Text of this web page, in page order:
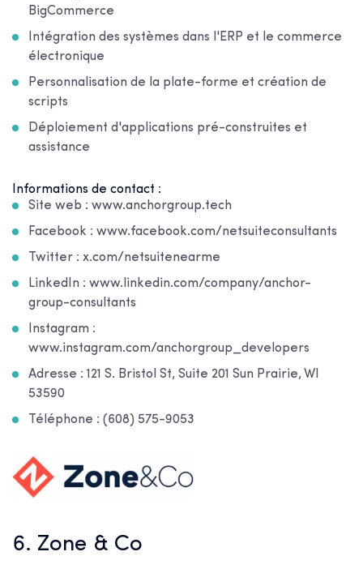
BigCommerce
Intégration des systèmes dans l'ERP et le commerce
électronique
Personnalisation de la plate-forme et création de
scripts
Déploiement d'applications pré-construites et
assistance
Informations de contact :
Site web : www.anchorgroup.tech
Facebook : www.facebook.com/netsuiteconsultants
Twitter : x.com/netsuitenearme
LinkedIn : www.linkedin.com/company/anchor-
group-consultants
Instagram :
www.instagram.com/anchorgroup_developers
Adresse : 121 S. Bristol St, Suite 201 Sun Prairie, WI
53590
Téléphone : (608) 575-9053
6. Zone & Co